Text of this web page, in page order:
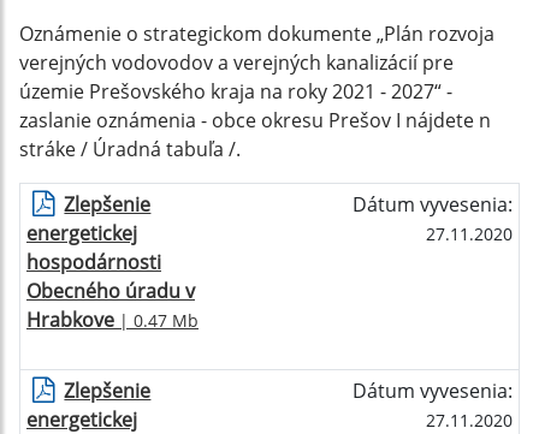
Oznámenie o strategickom dokumente „Plán rozvoja
verejných vodovodov a verejných kanalizácií pre
územie Prešovského kraja na roky 2021 - 2027“ -
zaslanie oznámenia - obce okresu Prešov I nájdete n
stráke / Úradná tabuľa /.
Zlepšenie
energetickej
hospodárnosti
Obecného úradu v
Hrabkove | 0.47 Mb
Dátum vyvesenia:
27.11.2020
Zlepšenie
energetickej
Dátum vyvesenia:
27.11.2020